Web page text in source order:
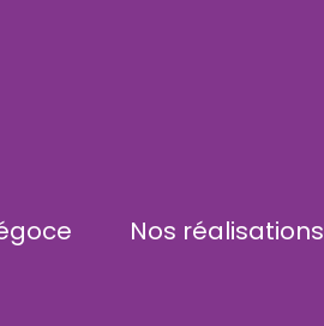
Nos réalisations